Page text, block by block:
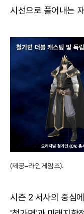
시선으로 풀어내는
(제공=라인게임즈).
시즌 2 서사의 중심